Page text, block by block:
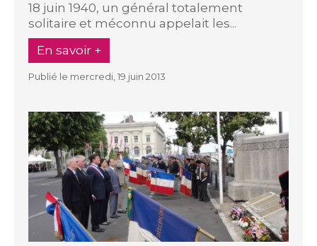
18 juin 1940, un général totalement
solitaire et méconnu appelait les...
En savoir +
Publié le mercredi, 19 juin 2013